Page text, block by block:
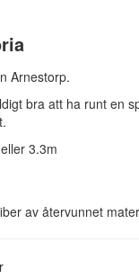
Arnestorp.
bra att ha runt en
3.3m
av återvunnet